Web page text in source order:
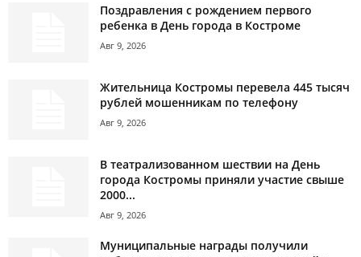
Поздравления с рождением первого
ребенка в День города в Костроме
Авг 9, 2026
Жительница Костромы перевела 445 тысяч
рублей мошенникам по телефону
Авг 9, 2026
В театрализованном шествии на День
города Костромы приняли участие свыше
2000...
Авг 9, 2026
Муниципальные награды получили